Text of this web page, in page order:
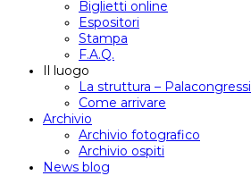
Biglietti online
Espositori
Stampa
F.A.Q.
Il luogo
La struttura – Palacongressi
Come arrivare
Archivio
Archivio fotografico
Archivio ospiti
News blog